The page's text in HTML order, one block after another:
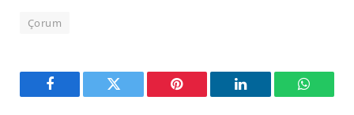
Çorum
Facebook Twitter Pinterest LinkedIn